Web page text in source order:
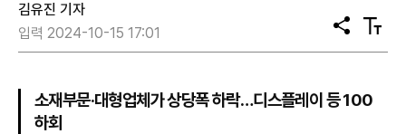
김유진 기자
입력 2024-10-15 17:01
공
유
텍
스
기
소재부문·대형업체가 상당폭 하락…디스플레이 등 100
하회